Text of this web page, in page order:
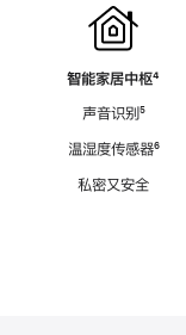
智能家居中枢脚
⁴
声音识别脚
⁵
温湿度传感器脚
⁶
私密又安全